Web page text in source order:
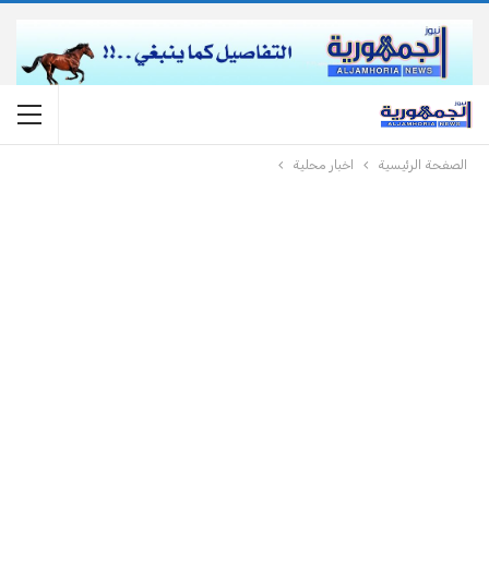
الصفحة الرئيسية اخبار محلية